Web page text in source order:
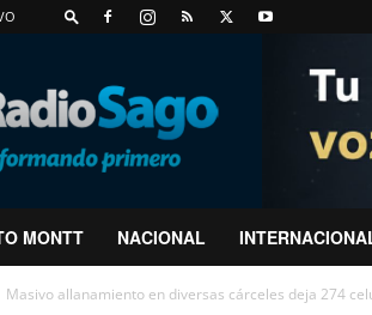
MONTT NACIONAL
Masivo allanamiento en diversas cárceles deja 274